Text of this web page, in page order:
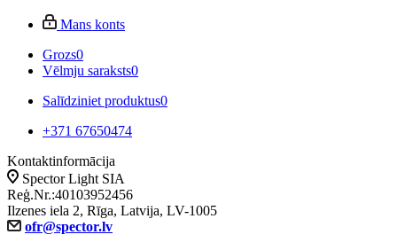
Mans konts
Grozs0
Vēlmju saraksts0
Salīdziniet produktus0
+371 67650474
Kontaktinformācija
Spector Light SIA
Reģ.Nr.:40103952456
Ilzenes iela 2, Rīga, Latvija, LV-1005
ofr@spector.lv